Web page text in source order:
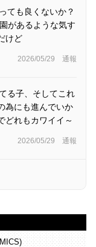
ても良くないか？
があるような気す
けど
2026/05/29 通報
る子、そしてこれ
為にも進んでいか
どれもカワイイ～
2026/05/29 通報